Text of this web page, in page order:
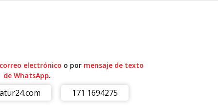
correo electrónico o por mensaje de texto
de WhatsApp.
171 1694275